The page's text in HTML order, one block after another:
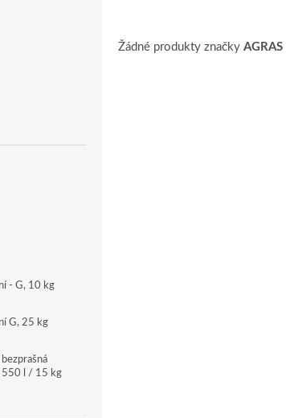
- G, 10 kg
G, 25 kg
550 l / 15 kg
Žádné produkty značky AGRAS